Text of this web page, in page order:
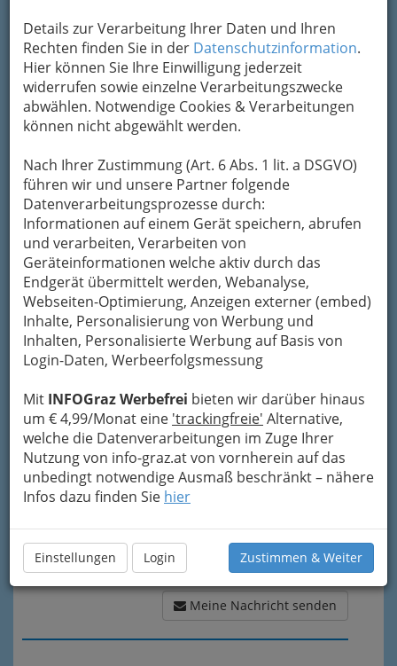
Details zur Verarbeitung Ihrer Daten und Ihren
Rechten finden Sie in der Datenschutzinformation.
Hier können Sie Ihre Einwilligung jederzeit
widerrufen sowie einzelne Verarbeitungszwecke
abwählen. Notwendige Cookies & Verarbeitungen
können nicht abgewählt werden.
Nach Ihrer Zustimmung (Art. 6 Abs. 1 lit. a DSGVO)
führen wir und unsere Partner folgende
Datenverarbeitungsprozesse durch:
Informationen auf einem Gerät speichern, abrufen
und verarbeiten, Verarbeiten von
Geräteinformationen welche aktiv durch das
Endgerät übermittelt werden, Webanalyse,
Webseiten-Optimierung, Anzeigen externer (embed)
Inhalte, Personalisierung von Werbung und
Inhalten, Personalisierte Werbung auf Basis von
Login-Daten, Werbeerfolgsmessung
Mit INFOGraz Werbefrei bieten wir darüber hinaus
um € 4,99/Monat eine 'trackingfreie' Alternative,
welche die Datenverarbeitungen im Zuge Ihrer
Nutzung von info-graz.at von vornherein auf das
unbedingt notwendige Ausmaß beschränkt – nähere
Infos dazu finden Sie hier
Einstellungen Login Zustimmen & Weiter
Kontaktaufnahme
Um die Info-Graz Firmenvor Spam-Mails zu
bewahren, verwenden wir an dieser Stelle zur
Übermittlung Ihrer Nachricht ein sicheres
Formular. Ihre Nachricht wird nach dem
Absenden umgehend per Mail an das
Tauplitz weitergeleitet.
Mein Name
Meine Email Adresse
Mein Betreff
Meine Nachricht
Meine Nachricht senden